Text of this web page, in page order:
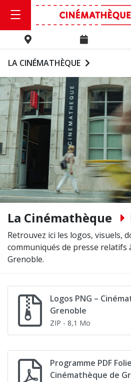
LA CINÉMATHÈQUE
La Cinémathèque
Retrouvez ici les logos, visuels,
communiqués de presse relatifs
Grenoble.
Logos PNG –
Grenoble
ZIP - 8,1 Mo
Programme PDF
Cinémathèque de